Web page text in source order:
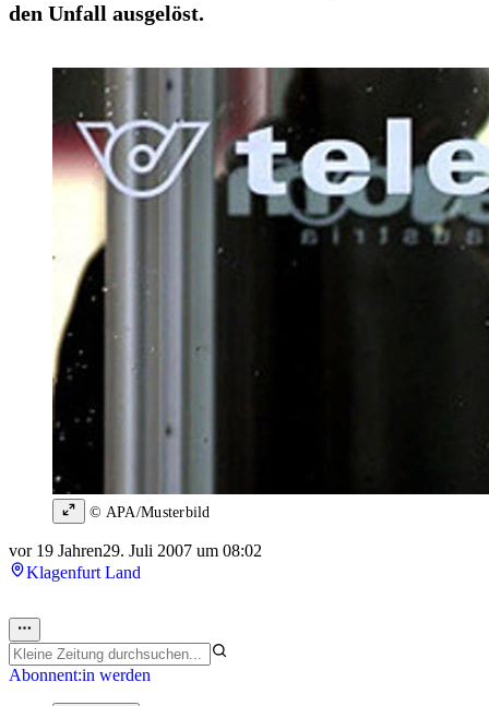
den Unfall ausgelöst.
© APA/Musterbild
vor 19 Jahren29. Juli 2007 um 08:02
Klagenfurt Land
Abonnent:in werden